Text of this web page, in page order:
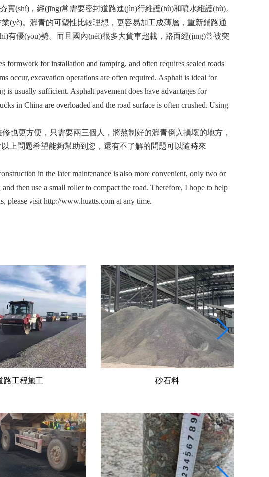
，經(jīng)常需要密封道路進(jìn)行維護(hù)和噴水維護(hù)。
。瀝青的可塑性比較理想，更容易加工成薄層，重新鋪路通
(yōu)勢。而且國內(nèi)很多大貨車超載，路面經(jīng)常被突
for installation and tamping, and often requires sealed roads
occur, excavation operations are often required. Asphalt is ideal for
is usually sufficient. Asphalt pavement does have advantages for
in China are overloaded and the road surface is often crushed. Using
更方便，只需要兩三個人，將熬制好的瀝青倒入損壞的地方，
問題希望能夠幫助到您，還有不了解的問題可以隨時來
in the later maintenance is also more convenient, only two or
then use a small roller to compact the road. Therefore, I hope to help
please visit http://www.huatts.com at any time.
砂石料 水穩(wěn)料